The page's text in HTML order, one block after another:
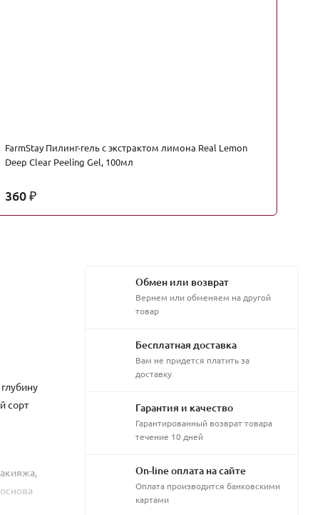
FarmStay Пилинг-гель с экстрактом лимона Real Lemon
Deep Clear Peeling Gel, 100мл
360 ₽
сорт
Обмен или возврат
Вернем или обменяем на другой
товар
Бесплатная доставка
Вам не придется платить за
доставку
Гарантия и качество
Гарантированный возврат товара
течение 10 дней
On-line оплата на сайте
Оплата производится банковскими
картами